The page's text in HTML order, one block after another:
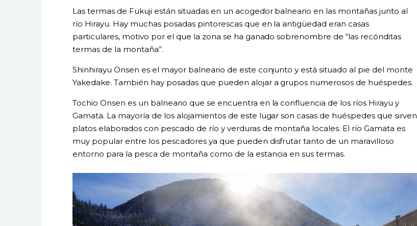
Las termas de Fukuji están situadas en un acogedor balneario en las montañas junto al
río Hirayu. Hay muchas posadas pintorescas que en la antigüedad eran casas
particulares, motivo por el que la zona se ha ganado sobrenombre de “las recónditas
termas de la montaña”.
Shinhirayu Onsen es el mayor balneario de este conjunto y está situado al pie del monte
Yakedake. También hay posadas que pueden alojar a grupos numerosos de huéspedes.
Tochio Onsen es un balneario que se encuentra en la confluencia de los ríos Hirayu y
Gamata. La mayoría de los alojamientos de este lugar son casas de huéspedes que sirven
platos elaborados con pescado de río y verduras de montaña locales. El río Gamata es
muy popular entre los pescadores ya que pueden disfrutar tanto de un maravilloso
entorno para la pesca de montaña como de la estancia en sus termas.